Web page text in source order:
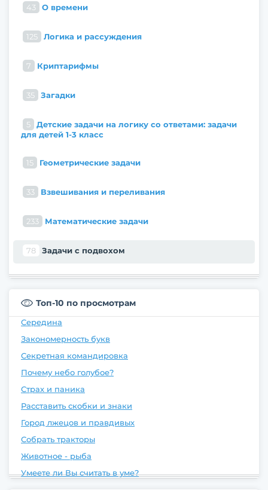
43 О времени
125 Логика и рассуждения
7 Криптарифмы
35 Загадки
5
Детские задачи на логику со ответами: задачи
для детей 1-3 класс
15 Геометрические задачи
33 Взвешивания и переливания
233 Математические задачи
78 Задачи с подвохом
Топ-10 по просмотрам
Середина
Закономерность букв
Секретная командировка
Почему небо голубое?
Страх и паника
Расставить скобки и знаки
Город лжецов и правдивых
Собрать тракторы
Животное - рыба
Умеете ли Вы считать в уме?